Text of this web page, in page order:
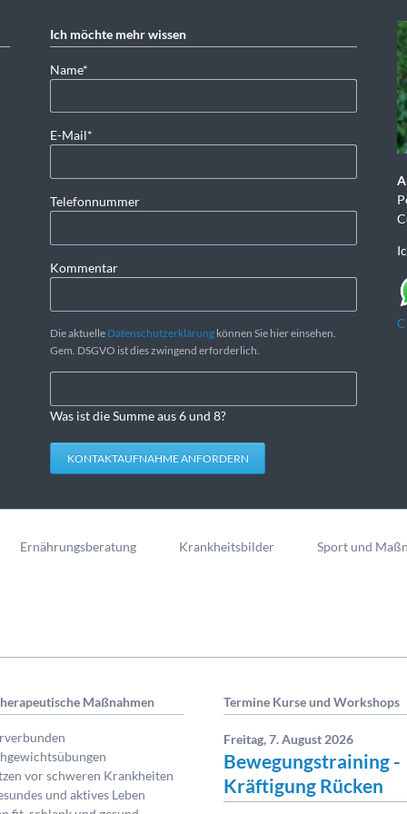
Ich möchte mehr wissen
Pflichtfeld
Name*
Pflichtfeld
E-Mail*
Telefonnummer
Kommentar
Die aktuelle Datenschutzerklärung können Sie hier einsehen.
Gem. DSGVO ist dies zwingend erforderlich.
Was ist die Summe aus 6 und 8?
KONTAKTAUFNAHME ANFORDERN
Ernährungsberatung Krankheitsbilder Sport und
Maßnahmen
vor schweren Krankheiten
und aktives Leben
Termine Kurse und Workshops
Freitag,7. August 2026
Bewegungstraining -
Kräftigung Rücken